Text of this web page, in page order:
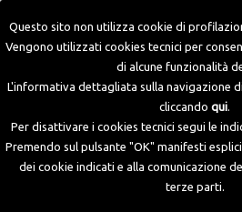
Questo sito non utilizza cookie di
Vengono utilizzati cookies tecnici per
di alcune funzionalità
L'informativa dettagliata sulla navigazione
cliccando qui.
Per disattivare i cookies tecnici segui le
Premendo sul pulsante "OK" manifesti
dei cookie indicati e alla comunicazione
terze parti.
Componenti GPL
MULTIVALVOLE ED ACCESSORI